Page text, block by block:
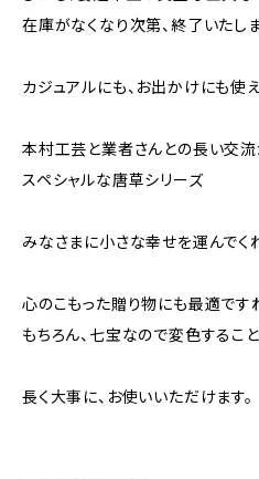
在庫がなくなり次第、終了いたしま
カジュアルにも、お出かけにも使
本村工芸と業者さんとの長い交
スペシャルな唐草シリーズ
みなさまに小さな幸せを運んでく
心のこもった贈り物にも最適です
もちろん、七宝なので変色するこ
長く大事に、お使いいただけます。